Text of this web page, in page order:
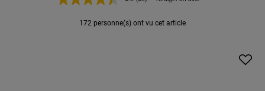
Lire
avis.
172 personne(s) ont vu cet article